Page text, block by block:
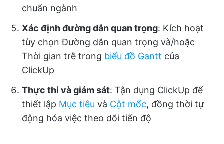
chuẩn ngành
Xác định đường dẫn quan trọng: Kích hoạt
tùy chọn Đường dẫn quan trọng và/hoặc
Thời gian trễ trong biểu đồ Gantt của
ClickUp
Thực thi và giám sát: Tận dụng ClickUp để
thiết lập Mục tiêu và Cột mốc, đồng thời tự
động hóa việc theo dõi tiến độ